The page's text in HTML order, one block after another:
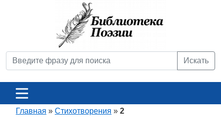
Искать
Главная » Стихотворения » 2